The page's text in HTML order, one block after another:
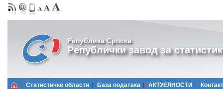
Република Српска
Републички завод за
Статистичке области Базa података АКТУЕЛНОСТИ Контакт